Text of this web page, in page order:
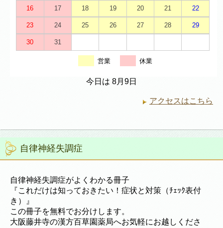
16 17 18 19 20 21 22
23 24 25 26 27 28 29
30 31
営業 休業
今日は 8月9日
アクセスはこちら
自律神経失調症
自律神経失調症がよくわかる冊子
『これだけは知っておきたい！症状と対策（ﾁｪｯｸ表付
き）』
この冊子を無料でお分けします。
大阪藤井寺の漢方百草園薬局へお気軽にお越しくださ